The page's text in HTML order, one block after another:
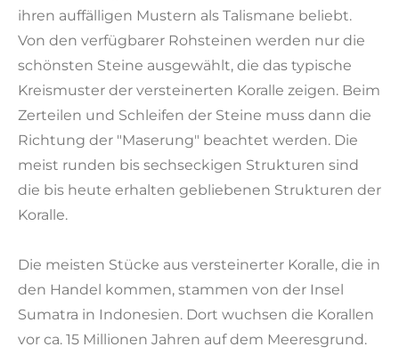
ihren auffälligen Mustern als Talismane beliebt.
Von den verfügbarer Rohsteinen werden nur die
schönsten Steine ausgewählt, die das typische
Kreismuster der versteinerten Koralle zeigen. Beim
Zerteilen und Schleifen der Steine muss dann die
Richtung der "Maserung" beachtet werden. Die
meist runden bis sechseckigen Strukturen sind
die bis heute erhalten gebliebenen Strukturen der
Koralle.
Die meisten Stücke aus versteinerter Koralle, die in
den Handel kommen, stammen von der Insel
Sumatra in Indonesien. Dort wuchsen die Korallen
vor ca. 15 Millionen Jahren auf dem Meeresgrund.